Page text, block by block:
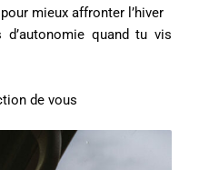
mieux affronter l’hiver
d’autonomie quand tu vis
de vous